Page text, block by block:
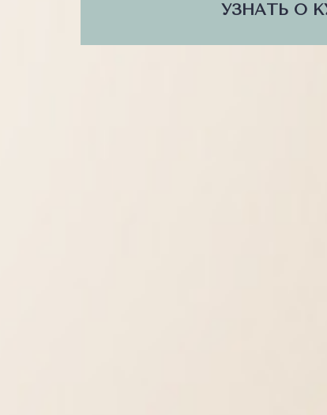
УЗНАТЬ О